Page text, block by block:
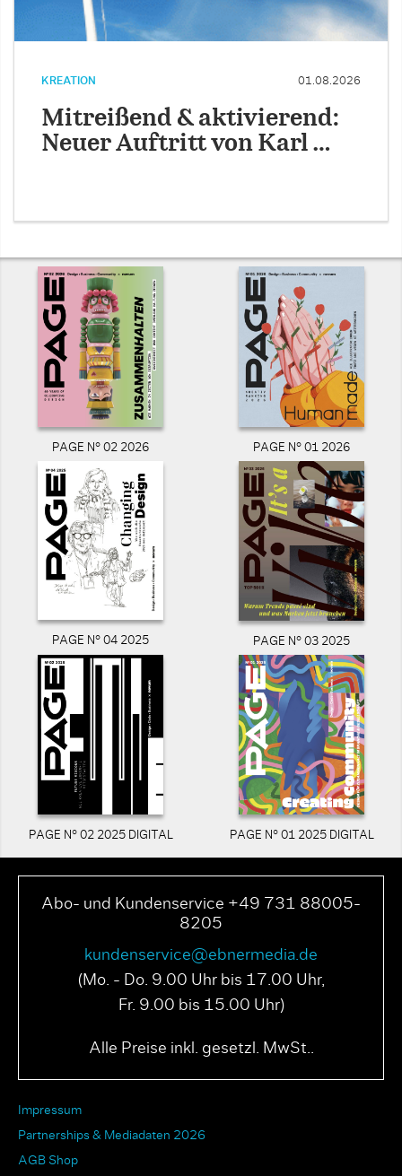
KREATION 01.08.2026
Mitreißend & aktivierend:
Neuer Auftritt von Karl …
PAGE N° 02 2026 PAGE N° 01 2026
PAGE N° 04 2025 PAGE N° 03 2025
PAGE N° 02 2025 DIGITAL PAGE N° 01 2025 DIGITAL
Abo- und Kundenservice +49 731 88005-
8205
kundenservice@ebnermedia.de
(Mo. - Do. 9.00 Uhr bis 17.00 Uhr,
Fr. 9.00 bis 15.00 Uhr)
Alle Preise inkl. gesetzl. MwSt..
Impressum
Partnerships & Mediadaten 2026
AGB Shop